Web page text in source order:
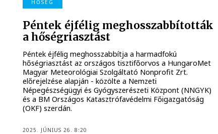
HŐSÉG
Péntek éjfélig meghosszabbították
a hőségriasztást
Péntek éjfélig meghosszabbítja a harmadfokú
hőségriasztást az országos tisztifőorvos a HungaroMet
Magyar Meteorológiai Szolgáltató Nonprofit Zrt.
előrejelzése alapján - közölte a Nemzeti
Népegészségügyi és Gyógyszerészeti Központ (NNGYK)
és a BM Országos Katasztrófavédelmi Főigazgatóság
(OKF) szerdán.
2025. JÚNIUS 26. 8:20